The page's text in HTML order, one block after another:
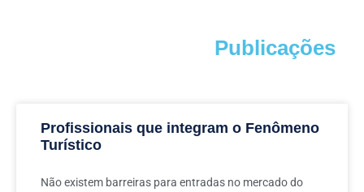
Publicações
Profissionais que integram o Fenômeno
Turístico
Não existem barreiras para entradas no mercado do